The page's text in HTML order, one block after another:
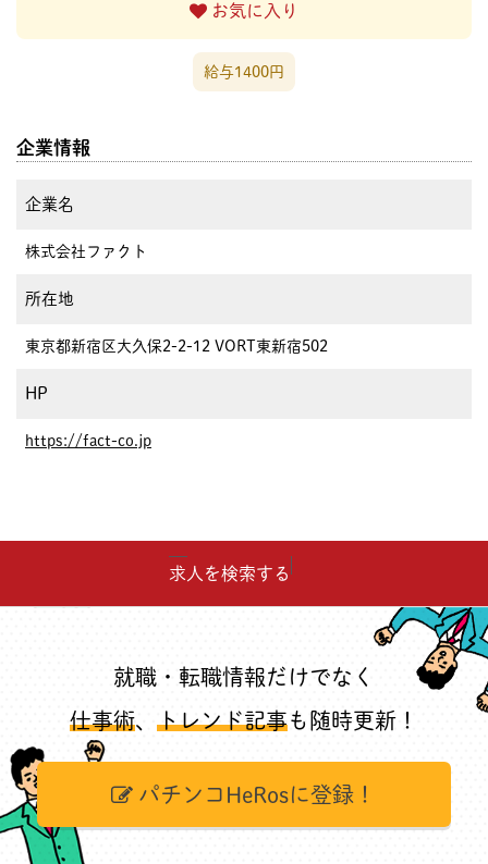
お気に入り
給与1400円
企業情報
企業名
株式会社ファクト
所在地
東京都新宿区大久保2-2-12 VORT東新宿502
HP
https://fact-co.jp
求人を検索する
就職・転職情報だけでなく
仕事術、 トレンド記事も随時更新！
パチンコHeRosに登録！